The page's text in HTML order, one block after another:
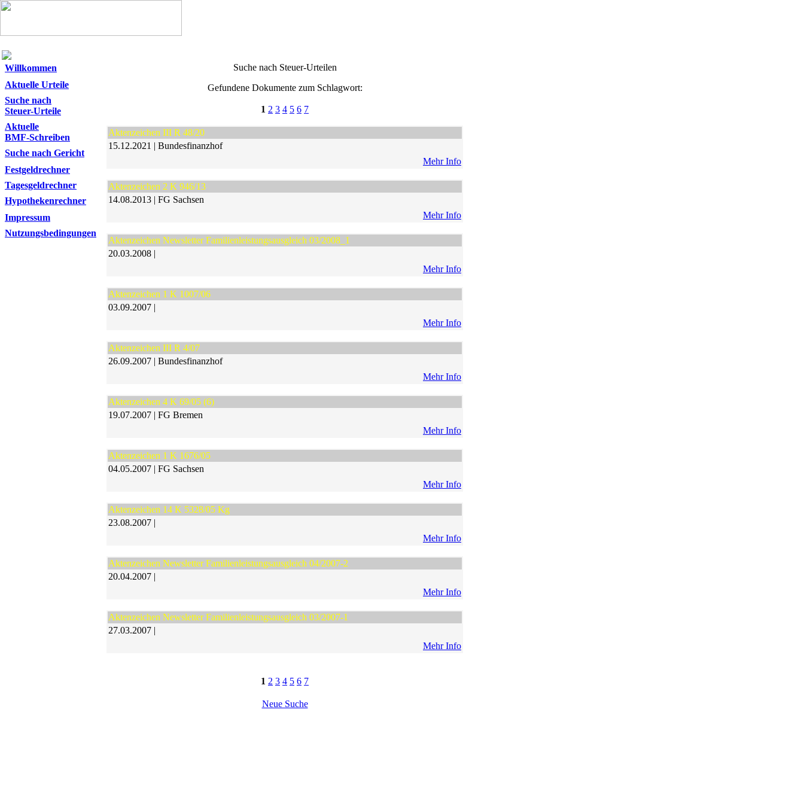
Willkommen
Aktuelle Urteile
Suche nach
Steuer-Urteile
Aktuelle
BMF-Schreiben
Suche nach Gericht
Festgeldrechner
Tagesgeldrechner
Hypothekenrechner
Impressum
Nutzungsbedingungen
Suche nach Steuer-Urteilen
Gefundene Dokumente zum Schlagwort:
1 2 3 4 5 6 7
Aktenzeichen III R 48/20
15.12.2021 | Bundesfinanzhof
Mehr Info
Aktenzeichen 2 K 946/13
14.08.2013 | FG Sachsen
Mehr Info
Aktenzeichen Newsletter Familienleistungsausgleich 03/2008_1
20.03.2008 |
Mehr Info
Aktenzeichen 1 K 1007/06
03.09.2007 |
Mehr Info
Aktenzeichen III R 4/07
26.09.2007 | Bundesfinanzhof
Mehr Info
Aktenzeichen 4 K 69/05 (6)
19.07.2007 | FG Bremen
Mehr Info
Aktenzeichen 1 K 1676/05
04.05.2007 | FG Sachsen
Mehr Info
Aktenzeichen 14 K 5328/05 Kg
23.08.2007 |
Mehr Info
Aktenzeichen Newsletter Familienleistungsausgleich 04/2007-2
20.04.2007 |
Mehr Info
Aktenzeichen Newsletter Familienleistungsausgleich 03/2007-1
27.03.2007 |
Mehr Info
1 2 3 4 5 6 7
Neue Suche